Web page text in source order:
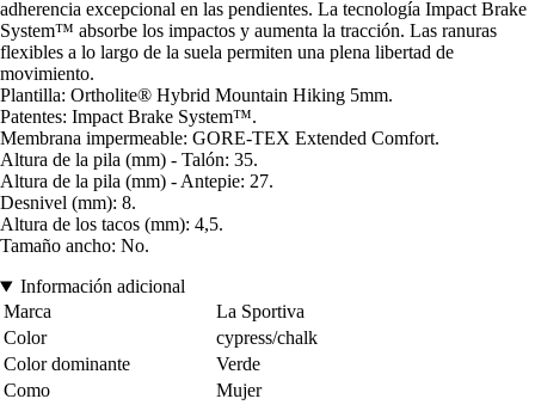
adherencia excepcional en las pendientes. La tecnología Impact Brake
System™ absorbe los impactos y aumenta la tracción. Las ranuras
flexibles a lo largo de la suela permiten una plena libertad de
movimiento.
Plantilla: Ortholite® Hybrid Mountain Hiking 5mm.
Patentes: Impact Brake System™.
Membrana impermeable: GORE-TEX Extended Comfort.
Altura de la pila (mm) - Talón: 35.
Altura de la pila (mm) - Antepie: 27.
Desnivel (mm): 8.
Altura de los tacos (mm): 4,5.
Tamaño ancho: No.
Información adicional
Marca
La Sportiva
Color
cypress/chalk
Color dominante
Verde
Como
Mujer